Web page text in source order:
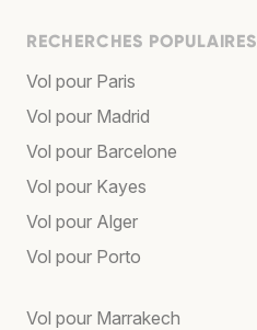
RECHERCHES POPULAIRES
Vol pour Paris
Vol pour Madrid
Vol pour Barcelone
Vol pour Kayes
Vol pour Alger
Vol pour Porto
Vol pour Marrakech